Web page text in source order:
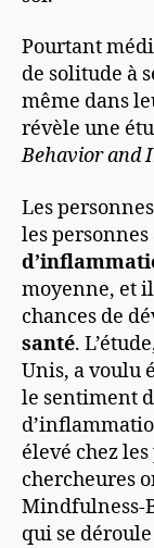
Pourtant
de solitude à
même dans
révèle une
Behavior and
Les personnes
les personnes
moyenne, et
chances de
santé.
Unis, a voulu
le sentiment
élevé chez
chercheures
Mindfulness-
qui se